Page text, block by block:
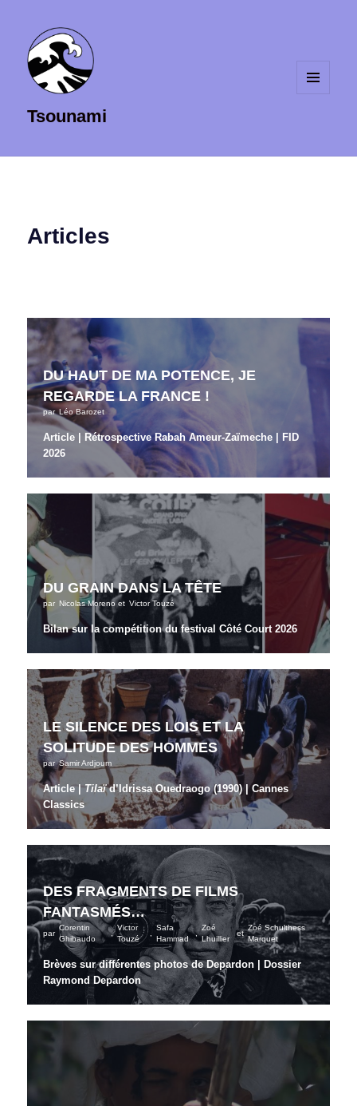
Tsounami
Articles
DU HAUT DE MA POTENCE, JE
REGARDE LA FRANCE !
par Léo Barozet
Article | Rétrospective Rabah Ameur-Zaïmeche | FID
2026
DU GRAIN DANS LA TÊTE
par Nicolas Morenoet Victor Touzé
Bilan sur la compétition du festival Côté Court 2026
LE SILENCE DES LOIS ET LA
SOLITUDE DES HOMMES
par Samir Ardjoum
Article |Tilaïd’Idrissa Ouedraogo (1990) | Cannes
Classics
DES FRAGMENTS DE FILMS
FANTASMÉS…
par
Corentin
Ghibaudo
,
Victor
Touzé
,
Safa
Hammad
,
Zoé
Lhuillier
et
Zoé Schulthess
Marquet
Brèves sur différentes photos de Depardon | Dossier
Raymond Depardon